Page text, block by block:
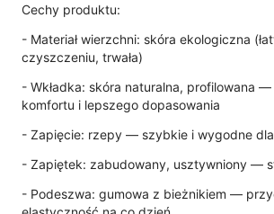
Cechy produktu:
- Materiał wierzchni: skóra ekologiczna
czyszczeniu, trwała)
- Wkładka: skóra naturalna, profilowana
komfortu i lepszego dopasowania
- Zapięcie: rzepy — szybkie i wygodne
- Zapiętek: zabudowany, usztywniony —
- Podeszwa: gumowa z bieżnikiem —